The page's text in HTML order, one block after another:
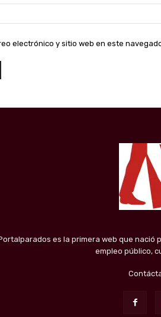
electrónico y sitio web en este
es la primera web que nació
empleo público,